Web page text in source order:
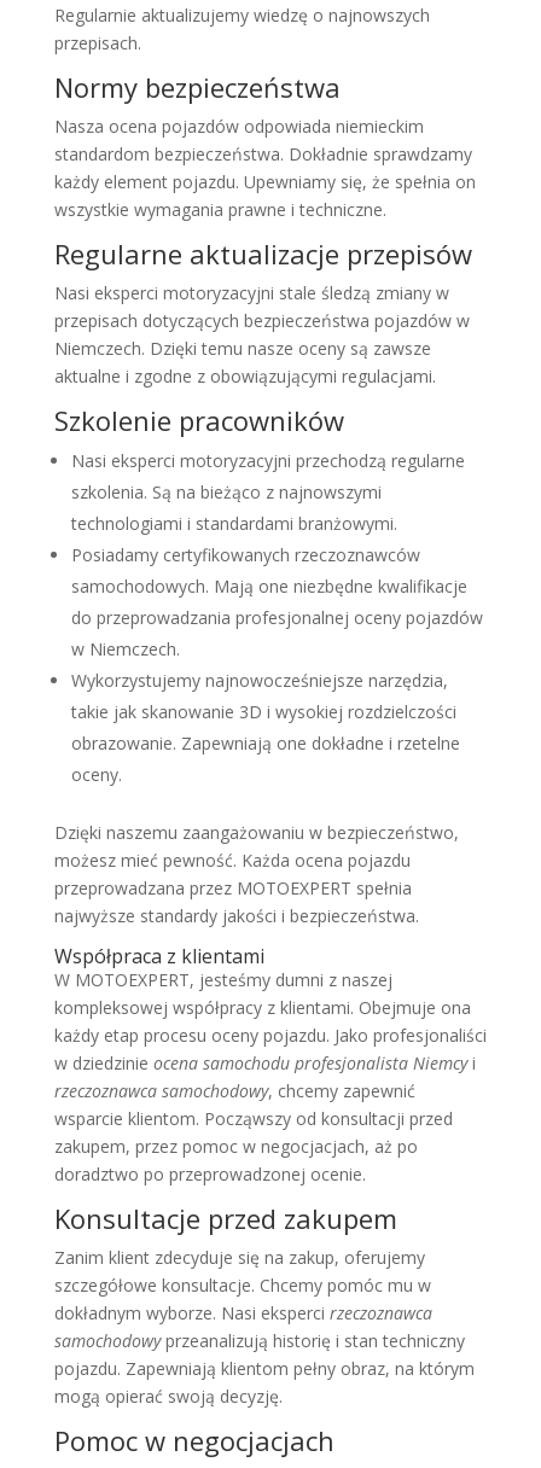
Regularnie aktualizujemy wiedzę o najnowszych
przepisach.
Normy bezpieczeństwa
Nasza ocena pojazdów odpowiada niemieckim
standardom bezpieczeństwa. Dokładnie sprawdzamy
każdy element pojazdu. Upewniamy się, że spełnia on
wszystkie wymagania prawne i techniczne.
Regularne aktualizacje przepisów
Nasi eksperci motoryzacyjni stale śledzą zmiany w
przepisach dotyczących bezpieczeństwa pojazdów w
Niemczech. Dzięki temu nasze oceny są zawsze
aktualne i zgodne z obowiązującymi regulacjami.
Szkolenie pracowników
Nasi eksperci motoryzacyjni przechodzą regularne
szkolenia. Są na bieżąco z najnowszymi
technologiami i standardami branżowymi.
Posiadamy certyfikowanych rzeczoznawców
samochodowych. Mają one niezbędne kwalifikacje
do przeprowadzania profesjonalnej oceny pojazdów
w Niemczech.
Wykorzystujemy najnowocześniejsze narzędzia,
takie jak skanowanie 3D i wysokiej rozdzielczości
obrazowanie. Zapewniają one dokładne i rzetelne
oceny.
Dzięki naszemu zaangażowaniu w bezpieczeństwo,
możesz mieć pewność. Każda ocena pojazdu
przeprowadzana przez MOTOEXPERT spełnia
najwyższe standardy jakości i bezpieczeństwa.
Współpraca z klientami
W MOTOEXPERT, jesteśmy dumni z naszej
kompleksowej współpracy z klientami. Obejmuje ona
każdy etap procesu oceny pojazdu. Jako profesjonaliści
w dziedzinie ocena samochodu profesjonalista Niemcyi
rzeczoznawca samochodowy, chcemy zapewnić
wsparcie klientom. Począwszy od konsultacji przed
zakupem, przez pomoc w negocjacjach, aż po
doradztwo po przeprowadzonej ocenie.
Konsultacje przed zakupem
Zanim klient zdecyduje się na zakup, oferujemy
szczegółowe konsultacje. Chcemy pomóc mu w
dokładnym wyborze. Nasi eksperci rzeczoznawca
samochodowyprzeanalizują historię i stan techniczny
pojazdu. Zapewniają klientom pełny obraz, na którym
mogą opierać swoją decyzję.
Pomoc w negocjacjach